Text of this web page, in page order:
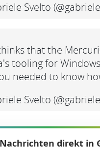
Svelto
that the
tooling for
needed to know
Svelto
direkt in